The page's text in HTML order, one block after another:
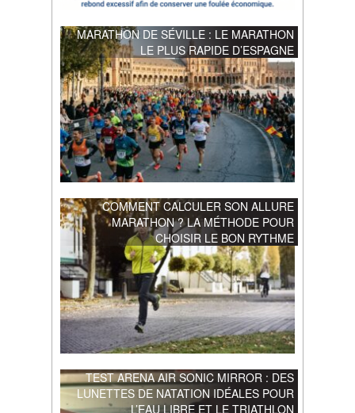
MARATHON DE SÉVILLE : LE MARATHON
LE PLUS RAPIDE D’ESPAGNE
COMMENT CALCULER SON ALLURE
MARATHON ? LA MÉTHODE POUR
CHOISIR LE BON RYTHME
TEST ARENA AIR SONIC MIRROR : DES
LUNETTES DE NATATION IDÉALES POUR
L’EAU LIBRE ET LE TRIATHLON